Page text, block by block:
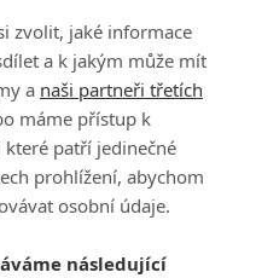
PŘIHLÁSIT
REGISTROVAT
e-mailserialy@fandimefilmu.cz
zvolit, jaké informace
a k jakým může mít
a naši partneři třetích
máme přístup k
patří jedinečné
prohlížení, abychom
osobní údaje.
následující